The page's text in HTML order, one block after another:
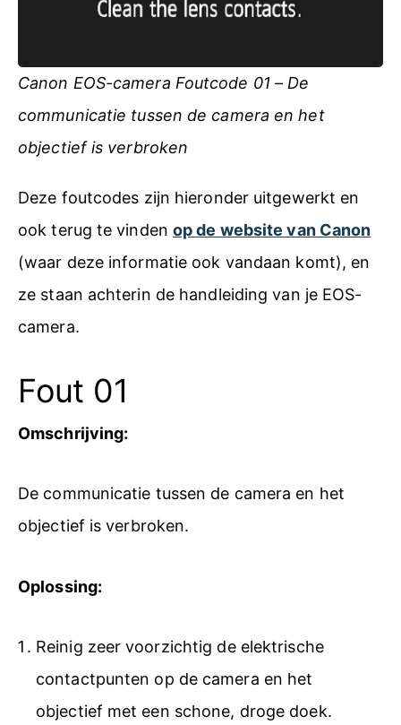
Canon EOS-camera Foutcode 01 – De
communicatie tussen de camera en het
objectief is verbroken
Deze foutcodes zijn hieronder uitgewerkt en
ook terug te vindenop de website van Canon
(waar deze informatie ook vandaan komt), en
ze staan achterin de handleiding van je EOS-
camera.
Fout 01
Omschrijving:
De communicatie tussen de camera en het
objectief is verbroken.
Oplossing:
Reinig zeer voorzichtig de elektrische
contactpunten op de camera en het
objectief met een schone, droge doek.